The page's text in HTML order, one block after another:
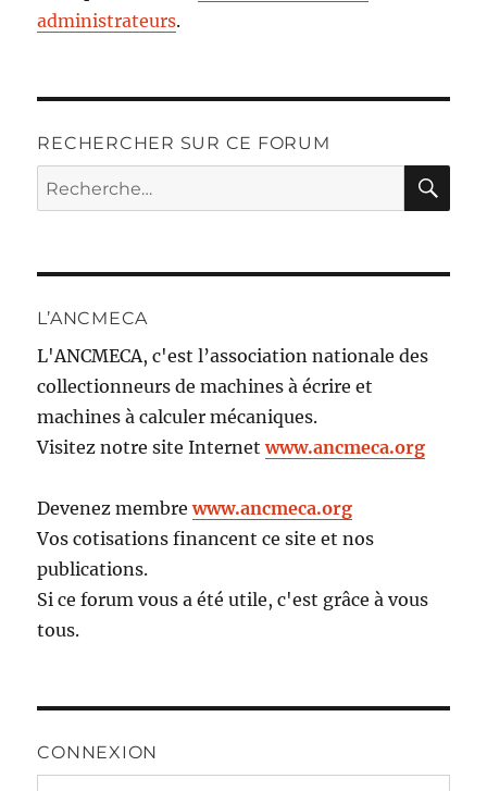
administrateurs.
RECHERCHER SUR CE FORUM
Recherche
pour :
L’ANCMECA
L'ANCMECA, c'est l’association nationale des
collectionneurs de machines à écrire et
machines à calculer mécaniques.
Visitez notre site Internetwww.ancmeca.org
Devenez membrewww.ancmeca.org
Vos cotisations financent ce site et nos
publications.
Si ce forum vous a été utile, c'est grâce à vous
tous.
CONNEXION